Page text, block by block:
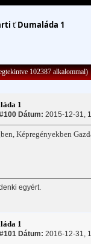
ťDumaláda 1
102387 alkalommal)
1
Dátum: 2015-12-31,
Képregényekben
egyért.
1
Dátum: 2016-12-31,